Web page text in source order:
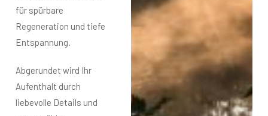
für spürbare
Regeneration und tiefe
Entspannung.
Abgerundet wird Ihr
Aufenthalt durch
liebevolle Details und